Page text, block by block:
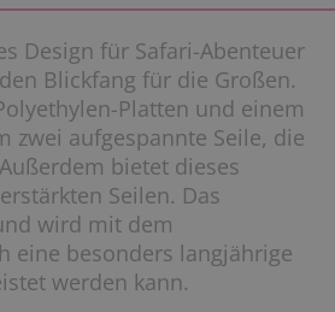
Design für Safari-Abenteuer
Blickfang für die Großen.
Platten und einem
zwei aufgespannte Seile, die
bietet dieses
Seilen. Das
wird mit dem
eine besonders langjährige
werden kann.